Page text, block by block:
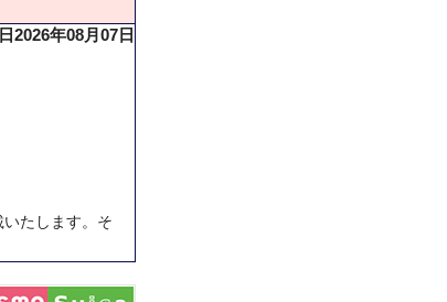
2026年08月07日
たします。そ